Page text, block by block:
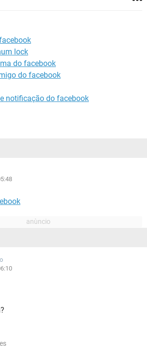
lock
do facebook
do facebook
notificação do facebook